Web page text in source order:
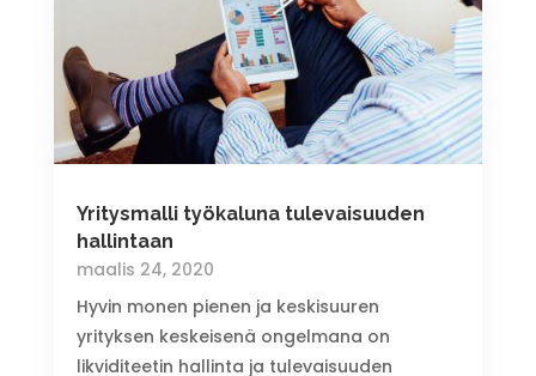
Yritysmalli työkaluna tulevaisuuden
hallintaan
maalis 24, 2020
Hyvin monen pienen ja keskisuuren
yrityksen keskeisenä ongelmana on
likviditeetin hallinta ja tulevaisuuden